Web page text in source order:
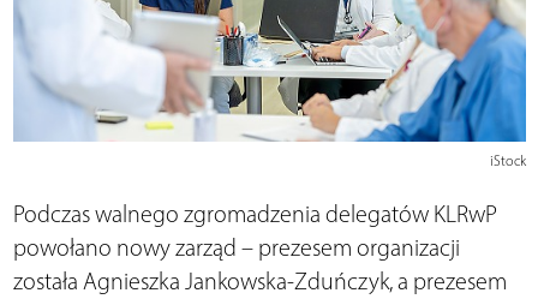
iStock
Podczas walnego zgromadzenia delegatów KLRwP
powołano nowy zarząd – prezesem organizacji
została Agnieszka Jankowska-Zduńczyk, a prezesem